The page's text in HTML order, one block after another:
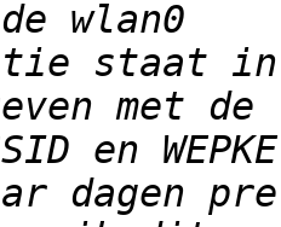
staat
dagen